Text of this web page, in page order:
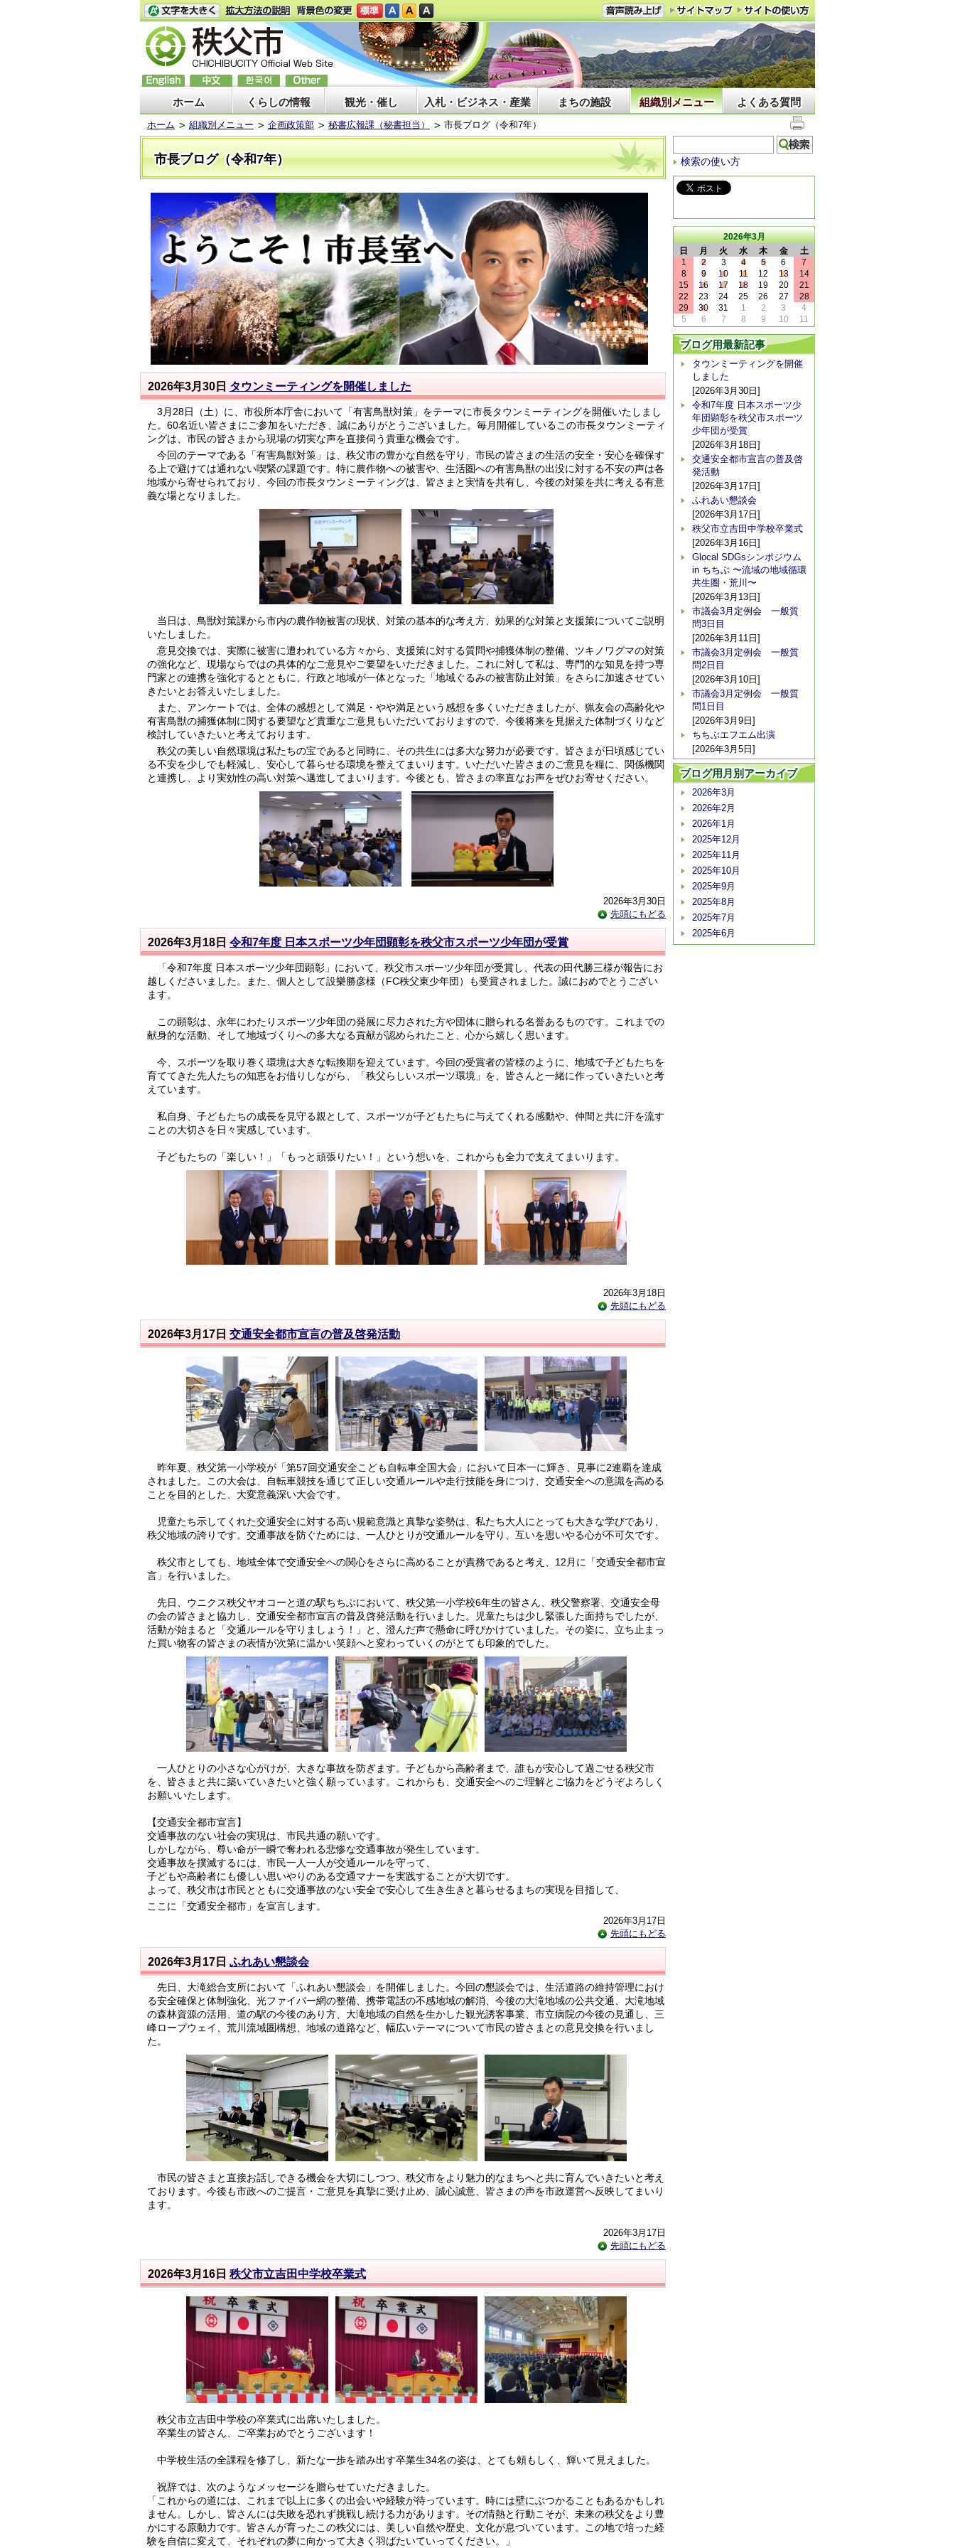
ホーム くらしの情報 観光・催し 入札・ビジネス・産業 まちの施設 組織別メニュー よくある質問
ホーム 組織別メニュー 企画政策部 秘書広報課（秘書担当） 市長ブログ（令和7年）
市長ブログ（令和7年）
2026年3月30日 タウンミーティングを開催しました
3月28日（土）に、市役所本庁舎において「有害鳥獣対策」をテーマに市長タウンミーティングを開催いたしまし
た。60名近い皆さまにご参加をいただき、誠にありがとうございました。毎月開催しているこの市長タウンミーティ
ングは、市民の皆さまから現場の切実な声を直接伺う貴重な機会です。
今回のテーマである「有害鳥獣対策」は、秩父市の豊かな自然を守り、市民の皆さまの生活の安全・安心を確保す
る上で避けては通れない喫緊の課題です。特に農作物への被害や、生活圏への有害鳥獣の出没に対する不安の声は各
地域から寄せられており、今回の市長タウンミーティングは、皆さまと実情を共有し、今後の対策を共に考える有意
義な場となりました。
当日は、鳥獣対策課から市内の農作物被害の現状、対策の基本的な考え方、効果的な対策と支援策についてご説明
いたしました。
意見交換では、実際に被害に遭われている方々から、支援策に対する質問や捕獲体制の整備、ツキノワグマの対策
の強化など、現場ならではの具体的なご意見やご要望をいただきました。これに対して私は、専門的な知見を持つ専
門家との連携を強化するとともに、行政と地域が一体となった「地域ぐるみの被害防止対策」をさらに加速させてい
きたいとお答えいたしました。
また、アンケートでは、全体の感想として満足・やや満足という感想を多くいただきましたが、猟友会の高齢化や
有害鳥獣の捕獲体制に関する要望など貴重なご意見もいただいておりますので、今後将来を見据えた体制づくりなど
検討していきたいと考えております。
秩父の美しい自然環境は私たちの宝であると同時に、その共生には多大な努力が必要です。皆さまが日頃感じてい
る不安を少しでも軽減し、安心して暮らせる環境を整えてまいります。いただいた皆さまのご意見を糧に、関係機関
と連携し、より実効性の高い対策へ邁進してまいります。今後とも、皆さまの率直なお声をぜひお寄せください。
2026年3月30日
先頭にもどる
2026年3月18日 令和7年度 日本スポーツ少年団顕彰を秩父市スポーツ少年団が受賞
「令和7年度 日本スポーツ少年団顕彰」において、秩父市スポーツ少年団が受賞し、代表の田代勝三様が報告にお
越しくださいました。また、個人として設樂勝彦様（FC秩父東少年団）も受賞されました。誠におめでとうござい
ます。
この顕彰は、永年にわたりスポーツ少年団の発展に尽力された方や団体に贈られる名誉あるものです。これまでの
献身的な活動、そして地域づくりへの多大なる貢献が認められたこと、心から嬉しく思います。
今、スポーツを取り巻く環境は大きな転換期を迎えています。今回の受賞者の皆様のように、地域で子どもたちを
育ててきた先人たちの知恵をお借りしながら、「秩父らしいスポーツ環境」を、皆さんと一緒に作っていきたいと考
えています。
私自身、子どもたちの成長を見守る親として、スポーツが子どもたちに与えてくれる感動や、仲間と共に汗を流す
ことの大切さを日々実感しています。
子どもたちの「楽しい！」「もっと頑張りたい！」という想いを、これからも全力で支えてまいります。
2026年3月18日
先頭にもどる
2026年3月17日 交通安全都市宣言の普及啓発活動
昨年夏、秩父第一小学校が「第57回交通安全こども自転車全国大会」において日本一に輝き、見事に2連覇を達成
されました。この大会は、自転車競技を通じて正しい交通ルールや走行技能を身につけ、交通安全への意識を高める
ことを目的とした、大変意義深い大会です。
児童たち示してくれた交通安全に対する高い規範意識と真摯な姿勢は、私たち大人にとっても大きな学びであり、
秩父地域の誇りです。交通事故を防ぐためには、一人ひとりが交通ルールを守り、互いを思いやる心が不可欠です。
秩父市としても、地域全体で交通安全への関心をさらに高めることが責務であると考え、12月に「交通安全都市宣
言」を行いました。
先日、ウニクス秩父ヤオコーと道の駅ちちぶにおいて、秩父第一小学校6年生の皆さん、秩父警察署、交通安全母
の会の皆さまと協力し、交通安全都市宣言の普及啓発活動を行いました。児童たちは少し緊張した面持ちでしたが、
活動が始まると「交通ルールを守りましょう！」と、澄んだ声で懸命に呼びかけていました。その姿に、立ち止まっ
た買い物客の皆さまの表情が次第に温かい笑顔へと変わっていくのがとても印象的でした。
一人ひとりの小さな心がけが、大きな事故を防ぎます。子どもから高齢者まで、誰もが安心して過ごせる秩父市
を、皆さまと共に築いていきたいと強く願っています。これからも、交通安全へのご理解とご協力をどうぞよろしく
お願いいたします。
【交通安全都市宣言】
交通事故のない社会の実現は、市民共通の願いです。
しかしながら、尊い命が一瞬で奪われる悲惨な交通事故が発生しています。
交通事故を撲滅するには、市民一人一人が交通ルールを守って、
子どもや高齢者にも優しい思いやりのある交通マナーを実践することが大切です。
よって、秩父市は市民とともに交通事故のない安全で安心して生き生きと暮らせるまちの実現を目指して、
ここに「交通安全都市」を宣言します。
2026年3月17日
先頭にもどる
2026年3月17日 ふれあい懇談会
先日、大滝総合支所において「ふれあい懇談会」を開催しました。今回の懇談会では、生活道路の維持管理におけ
る安全確保と体制強化、光ファイバー網の整備、携帯電話の不感地域の解消、今後の大滝地域の公共交通、大滝地域
の森林資源の活用、道の駅の今後のあり方、大滝地域の自然を生かした観光誘客事業、市立病院の今後の見通し、三
峰ロープウェイ、荒川流域圏構想、地域の道路など、幅広いテーマについて市民の皆さまとの意見交換を行いまし
た。
市民の皆さまと直接お話しできる機会を大切にしつつ、秩父市をより魅力的なまちへと共に育んでいきたいと考え
ております。今後も市政へのご提言・ご意見を真摯に受け止め、誠心誠意、皆さまの声を市政運営へ反映してまいり
ます。
2026年3月17日
先頭にもどる
2026年3月16日 秩父市立吉田中学校卒業式
秩父市立吉田中学校の卒業式に出席いたしました。
卒業生の皆さん、ご卒業おめでとうございます！
中学校生活の全課程を修了し、新たな一歩を踏み出す卒業生34名の姿は、とても頼もしく、輝いて見えました。
祝辞では、次のようなメッセージを贈らせていただきました。
「これからの道には、これまで以上に多くの出会いや経験が待っています。時には壁にぶつかることもあるかもしれ
ません。しかし、皆さんには失敗を恐れず挑戦し続ける力があります。その情熱と行動こそが、未来の秩父をより豊
かにする原動力です。皆さんが育ったこの秩父には、美しい自然や歴史、文化が息づいています。この地で培った経
験を自信に変えて、それぞれの夢に向かって大きく羽ばたいていってください。」
検索の使い方
2026年3月
日
月 火 水 木 金
土
1
2 3 4 5 6
7
8
9 10 11 12 13
14
15
16 17 18 19 20
21
22
23 24 25 26 27
28
29
30 31 1 2 3
4
5
6 7 8 9 10 11
ブログ用最新記事
タウンミーティングを開催
しました
[2026年3月30日]
令和7年度 日本スポーツ少
年団顕彰を秩父市スポーツ
少年団が受賞
[2026年3月18日]
交通安全都市宣言の普及啓
発活動
[2026年3月17日]
ふれあい懇談会
[2026年3月17日]
秩父市立吉田中学校卒業式
[2026年3月16日]
Glocal SDGsシンポジウム
in ちちぶ 〜流域の地域循環
共生圏・荒川〜
[2026年3月13日]
市議会3月定例会 一般質
問3日目
[2026年3月11日]
市議会3月定例会 一般質
問2日目
[2026年3月10日]
市議会3月定例会 一般質
問1日目
[2026年3月9日]
ちちぶエフエム出演
[2026年3月5日]
ブログ用月別アーカイブ
2026年3月
2026年2月
2026年1月
2025年12月
2025年11月
2025年10月
2025年9月
2025年8月
2025年7月
2025年6月